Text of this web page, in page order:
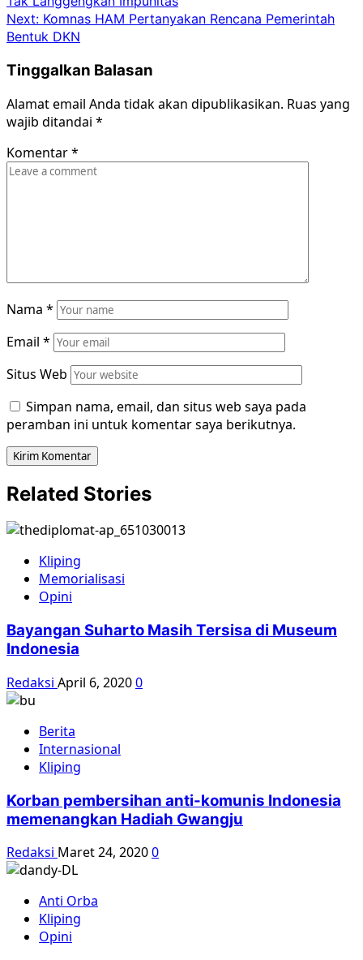
navigation
Next: Komnas HAM Pertanyakan Rencana Pemerintah
Bentuk DKN
Tinggalkan Balasan
Alamat email Anda tidak akan dipublikasikan. Ruas yang
wajib ditandai *
Komentar*
Nama *
Email *
Situs Web
Simpan nama, email, dan situs web saya pada
peramban ini untuk komentar saya berikutnya.
Related Stories
Kliping
Memorialisasi
Opini
Bayangan Suharto Masih Tersisa di Museum
Indonesia
Redaksi April 6, 20200
Berita
Internasional
Kliping
Korban pembersihan anti-komunis Indonesia
memenangkan Hadiah Gwangju
Redaksi Maret 24, 20200
Anti Orba
Kliping
Opini